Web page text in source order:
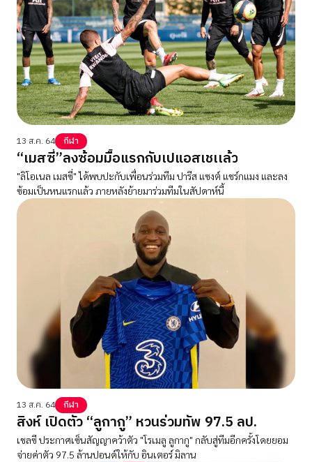
13 ส.ค. 64 กีฬา
“เมสซี่”ลงซ้อมมื้อแรกกับเปแอสเชเเล้ว
"ลิโอเนล เมสซี่" ได้พบปะกับเพื่อนร่วมทีม ปารีส แซงต์ แชร์กแมง และลง
ซ้อมเป็นหนแรกแล้ว ภายหลังย้ายมาร่วมทีมในสัปดาห์นี้
13 ส.ค. 64 กีฬา
สิงห์ เปิดตัว “ลูกากู” หวนร่วมทัพ 97.5 ลป.
เชลซี ประกาศเซ็นสัญญาคว้าตัว "โรเมลู ลูกากู" กลับสู่ทีมอีกครั้งโดยยอม
จ่ายค่าตัว 97.5 ล้านปอนด์ให้กับ อินเตอร์ มิลาน